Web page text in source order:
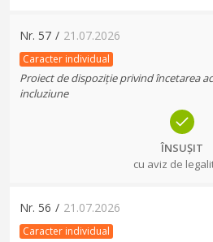
Nr. 57 / 21.07.2026
Caracter individual
Proiect de dispoziție privind încetarea
incluziune
ÎNSUȘIT
cu aviz de
Nr. 56 / 21.07.2026
Caracter individual